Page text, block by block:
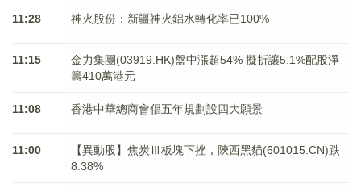
11:28 神火股份：新疆神火鋁水轉化率已100%
11:15
金力集團(03919.HK)盤中漲超54% 擬折讓5.1%配股淨
籌410萬港元
11:08 香港中華總商會倡五年規劃設四大願景
11:00
【異動股】焦炭Ⅲ板塊下挫，陝西黑貓(601015.CN)跌
8.38%